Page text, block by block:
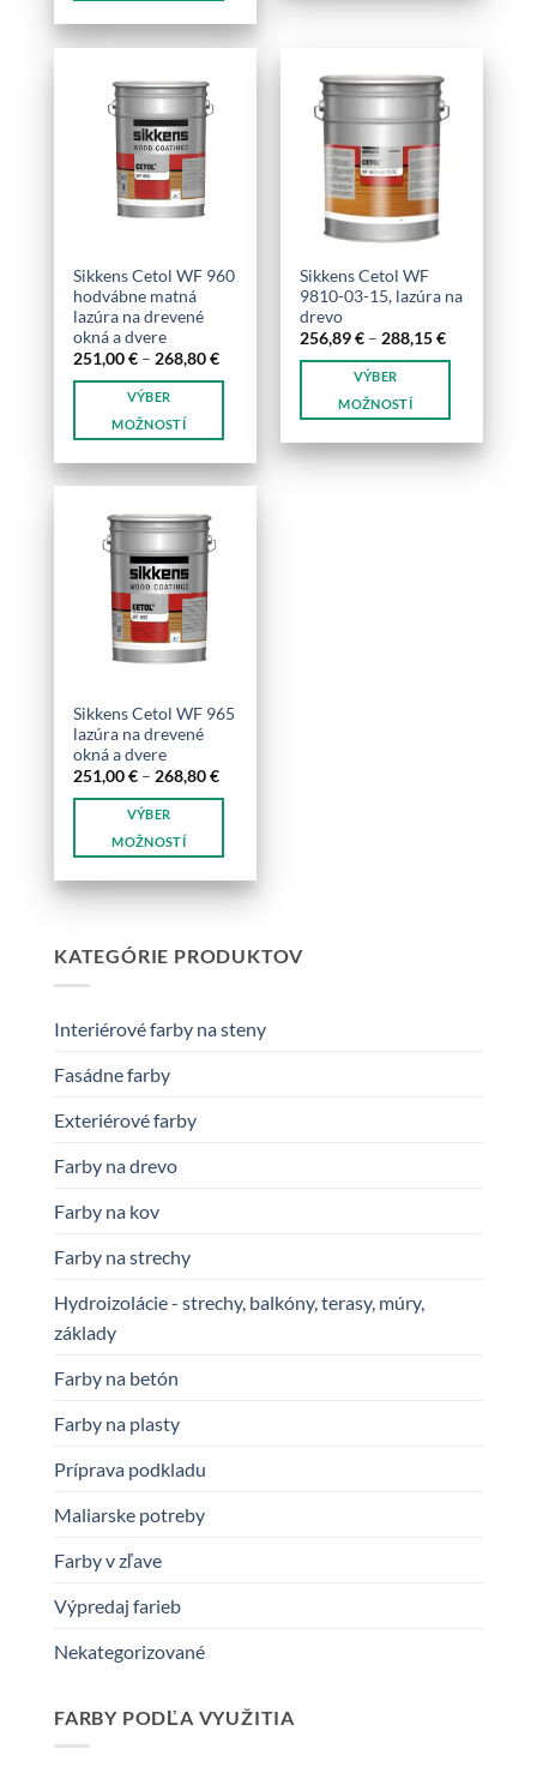
variantov.
Možnosti
môžete
vybrať
stránke
Sikkens Cetol WF 960
hodvábne matná
lazúra na drevené
okná a dvere
251,00€ – 268,80€Price
251,00 €
VÝBER
MOŽNOSTÍ
produkt
viacero
variantov.
Možnosti
môžete
vybrať
produktu.
Sikkens Cetol WF
9810-03-15, lazúra na
drevo
256,89€ – 288,15€Price
256,89 €
VÝBER
MOŽNOSTÍ
produkt
Sikkens Cetol WF 965
lazúra na drevené
okná a dvere
251,00€ – 268,80€Price
251,00 €
VÝBER
MOŽNOSTÍ
produkt
viacero
variantov.
si
vybrať
stránke
KATEGÓRIE PRODUKTOV
Interiérové farby na steny
Fasádne farby
Exteriérové farby
Farby na drevo
Farby na kov
Farby na strechy
Hydroizolácie - strechy, balkóny, terasy, múry,
základy
Farby na betón
Farby na plasty
Príprava podkladu
Maliarske potreby
Farby v zľave
Výpredaj farieb
Nekategorizované
FARBY PODĽA VYUŽITIA